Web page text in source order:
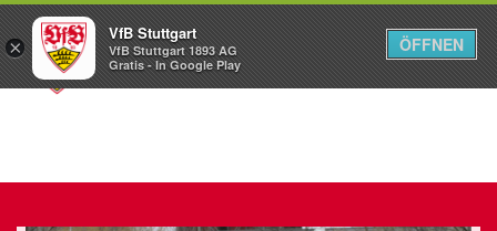
Menü
×
VfB Stuttgart
VfB Stuttgart 1893 AG
Gratis - In Google Play
ÖFFNEN